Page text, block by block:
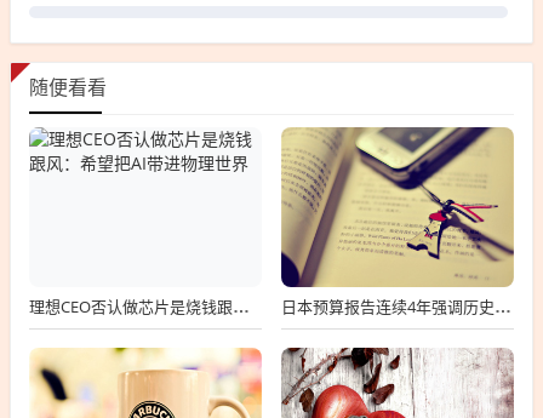
随便看看
理想CEO否认做芯片是烧钱跟风：希望把AI带进物理世界 日本预算报告连续4年强调历史战，日本预算报告，历史战争持续强化